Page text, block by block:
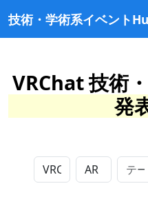
技術・学術系イベント
VRChat 技術
発